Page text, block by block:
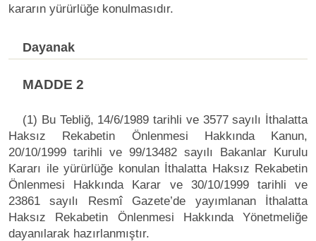
kararın yürürlüğe konulmasıdır.
Dayanak
MADDE 2
(1) Bu Tebliğ, 14/6/1989 tarihli ve 3577 sayılı İthalatta
Haksız Rekabetin Önlenmesi Hakkında Kanun,
20/10/1999 tarihli ve 99/13482 sayılı Bakanlar Kurulu
Kararı ile yürürlüğe konulan İthalatta Haksız Rekabetin
Önlenmesi Hakkında Karar ve 30/10/1999 tarihli ve
23861 sayılı Resmî Gazete’de yayımlanan İthalatta
Haksız Rekabetin Önlenmesi Hakkında Yönetmeliğe
dayanılarak hazırlanmıştır.